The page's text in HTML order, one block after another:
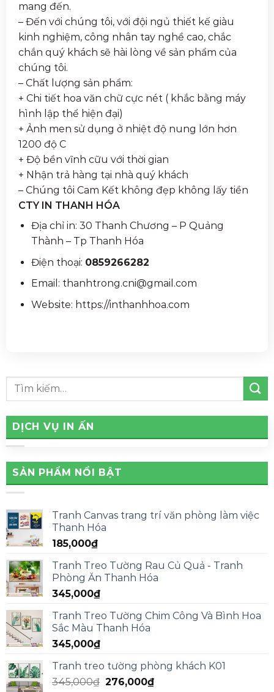
mang đến.
– Đến với chúng tôi, với đội ngủ thiết kế giàu
kinh nghiệm, công nhân tay nghề cao, chắc
chắn quý khách sẽ hài lòng về sản phẩm của
chúng tôi.
– Chất lượng sản phẩm:
+ Chi tiết hoa văn chữ cực nét ( khắc bằng máy
hình lập thể hiện đại)
+ Ảnh men sử dụng ở nhiệt độ nung lớn hơn
1200 độ C
+ Độ bền vĩnh cữu với thời gian
+ Nhận trả hàng tại nhà quý khách
– Chúng tôi Cam Kết không đẹp không lấy tiền
CTY IN THANH HÓA
Địa chỉ in: 30 Thanh Chương – P Quảng
Thành – Tp Thanh Hóa
Điện thoại: 0859266282
Email: thanhtrong.cni@gmail.com
Website: https://inthanhhoa.com
DỊCH VỤ IN ẤN
SẢN PHẨM NỔI BẬT
Tranh Canvas trang trí văn phòng làm việc
Thanh Hóa
185,000₫
Tranh Treo Tường Rau Củ Quả - Tranh
Phòng Ăn Thanh Hóa
345,000₫
Tranh Treo Tường Chim Công Và Bình Hoa
Sắc Màu Thanh Hóa
345,000₫
Tranh treo tường phòng khách K01
345,000₫ 276,000₫